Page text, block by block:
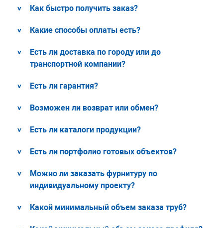
Как быстро получить заказ?
Какие способы оплаты есть?
Есть ли доставка по городу или до
транспортной компании?
Есть ли гарантия?
Возможен ли возврат или обмен?
Есть ли каталоги продукции?
Есть ли портфолио готовых объектов?
Можно ли заказать фурнитуру по
индивидуальному проекту?
Какой минимальный объем заказа труб?